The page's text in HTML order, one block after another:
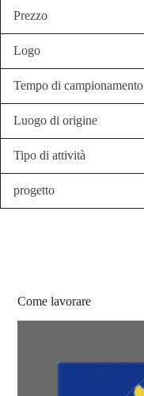
Prezzo
Logo
Tempo di campionamento
Luogo di origine
Tipo di attività
progetto
Come lavorare